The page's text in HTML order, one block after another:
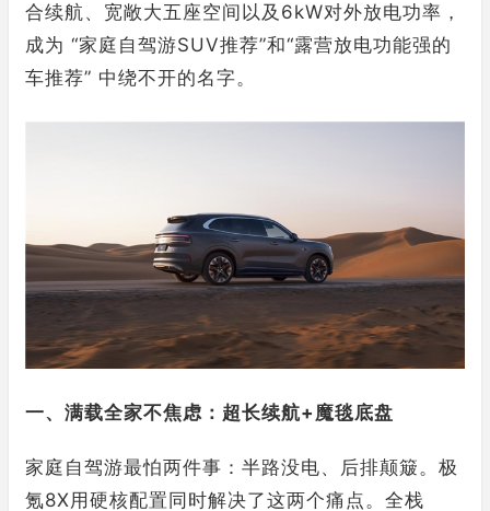
合续航、宽敞大五座空间以及6kW对外放电功率，
成为 “家庭自驾游SUV推荐”和“露营放电功能强的
车推荐” 中绕不开的名字。
一、满载全家不焦虑：超长续航+魔毯底盘
家庭自驾游最怕两件事：半路没电、后排颠簸。极
氪8X用硬核配置同时解决了这两个痛点。全栈